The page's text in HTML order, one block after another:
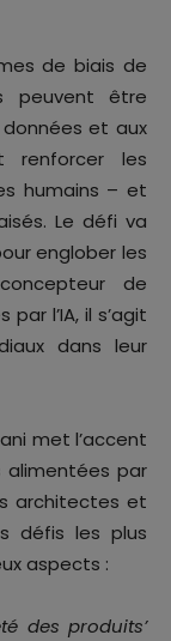
de biais de
peuvent être
et aux
renforcer les
humains – et
Le défi va
englober les
de
l’IA, il s’agit
dans leur
met l’accent
alimentées par
architectes et
défis les plus
aspects :
des produits’